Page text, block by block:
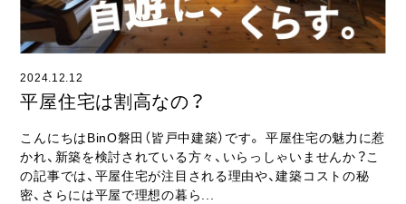
2024.12.12
平屋住宅は割高なの？
こんにちはBinO磐田（皆戸中建築）です。 平屋住宅の魅力に惹
かれ、新築を検討されている方々、いらっしゃいませんか？こ
の記事では、平屋住宅が注目される理由や、建築コストの秘
密、さらには平屋で理想の暮ら...